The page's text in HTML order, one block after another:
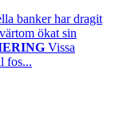
banker har dragit
ökat sin
Vissa
fos...